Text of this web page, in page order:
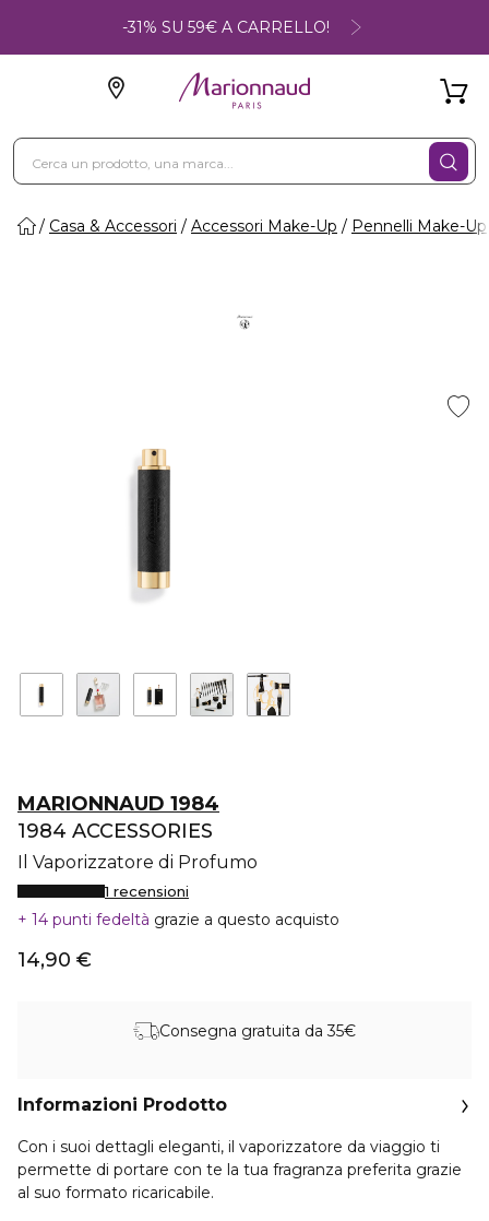
-31% SU 59€ A CARRELLO!
Casa & Accessori Accessori Make-Up Pennelli Make-Up
MARIONNAUD 1984
1984 ACCESSORIES
Il Vaporizzatore di Profumo
1 recensioni
14 punti fedeltà grazie a questo acquisto
14,90 €
Consegna gratuita da 35€
Informazioni Prodotto
Con i suoi dettagli eleganti, il vaporizzatore da viaggio ti
permette di portare con te la tua fragranza preferita grazie
al suo formato ricaricabile.